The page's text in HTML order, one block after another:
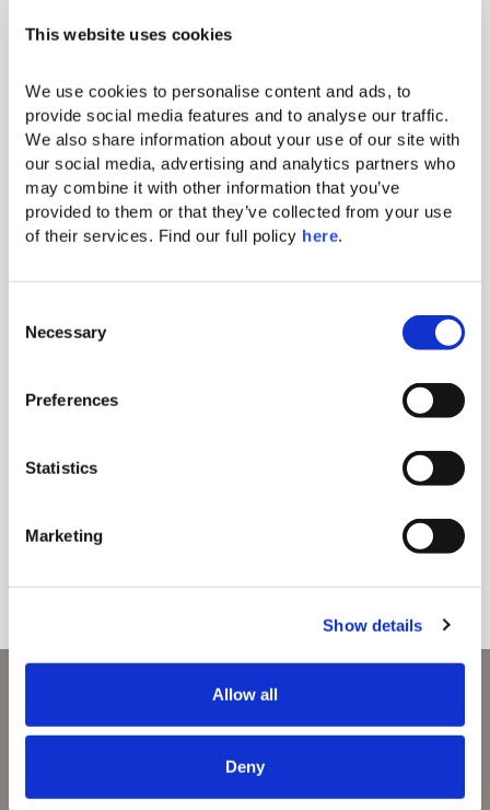
This website uses cookies
We use cookies to personalise content and ads, to
provide social media features and to analyse our traffic.
We also share information about your use of our site with
our social media, advertising and analytics partners who
may combine it with other information that you’ve
provided to them or that they’ve collected from your use
of their services. Find our full policy here.
i
Necessary
Preferences
Statistics
Marketing
Show details
Allow all
Deny
– Bureau de location de voitures à l’hôtel
– Service de taxi:
Vers Thessalonique (103 km) env. 140€
Vers l’aéroport de Thessalonique (92 km) env. 140€
Vers Kallithea (16 km) env. 25€
Rendez votre prochain voyage vraiment mémorable en
de villégiature avec le véhicule de votre choix pour vous
accompagner dans votre prochaine aventure.
Distance 92 km – environ 1h15
Domes of Elounda